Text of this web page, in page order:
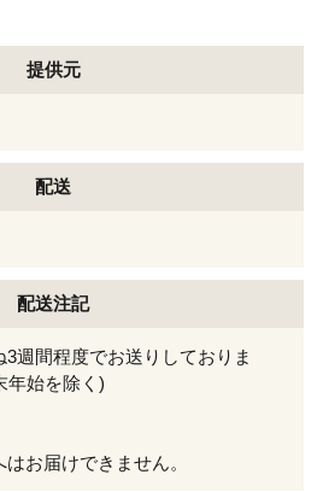
提供元
配送
配送注記
週間程度でお送りしておりま
年始を除く)
お届けできません。